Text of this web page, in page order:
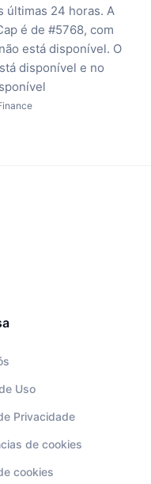
últimas 24 horas. A
é de #5768, com
está disponível. O
disponível e no
Uso
Privacidade
de cookies
cookies